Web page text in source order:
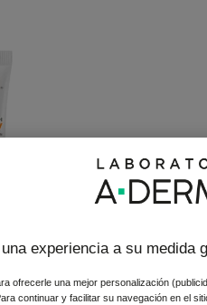
experiencia a su medida
ofrecerle una mejor personalización
continuar y facilitar su navegación en el